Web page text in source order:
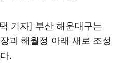
기자] 부산 해운대구는
과 해월정 아래 새로 조성
.